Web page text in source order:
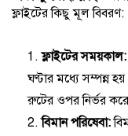
ফ্লাইটের কিছু মূল বিবরণ:
ফ্লাইটের সময়কাল:
ঘণ্টার মধ্যে সম্পন্ন
রুটের ওপর নির্ভর
বিমান পরিষেবা: